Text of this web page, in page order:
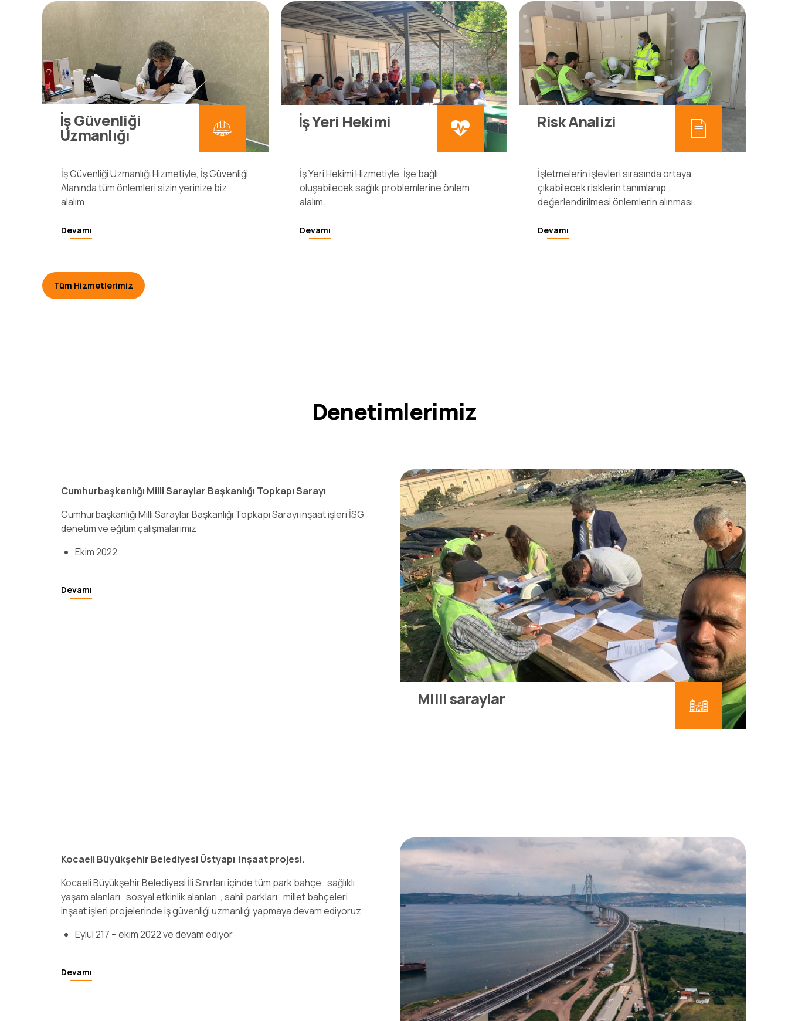
İş Güvenliği
Uzmanlığı
İş Güvenliği Uzmanlığı Hizmetiyle, İş Güvenliği
Alanında tüm önlemleri sizin yerinize biz
alalım.
Devamı
İş Yeri Hekimi
İş Yeri Hekimi Hizmetiyle, İşe bağlı
oluşabilecek sağlık problemlerine önlem
alalım.
Devamı
Risk Analizi
İşletmelerin işlevleri sırasında ortaya
çıkabilecek risklerin tanımlanıp
değerlendirilmesi önlemlerin alınması.
Devamı
Tüm Hizmetlerimiz
Denetimlerimiz
Cumhurbaşkanlığı Milli Saraylar Başkanlığı Topkapı Sarayı
Cumhurbaşkanlığı Milli Saraylar Başkanlığı Topkapı Sarayı inşaat işleri İSG
denetim ve eğitim çalışmalarımız
Ekim 2022
Devamı
Milli saraylar
Kocaeli Büyükşehir Belediyesi Üstyapı inşaat projesi.
Kocaeli Büyükşehir Belediyesi İli Sınırları içinde tüm park bahçe , sağlıklı
yaşam alanları , sosyal etkinlik alanları , sahil parkları , millet bahçeleri
inşaat işleri projelerinde iş güvenliği uzmanlığı yapmaya devam ediyoruz
Eylül 217 – ekim 2022 ve devam ediyor
Devamı